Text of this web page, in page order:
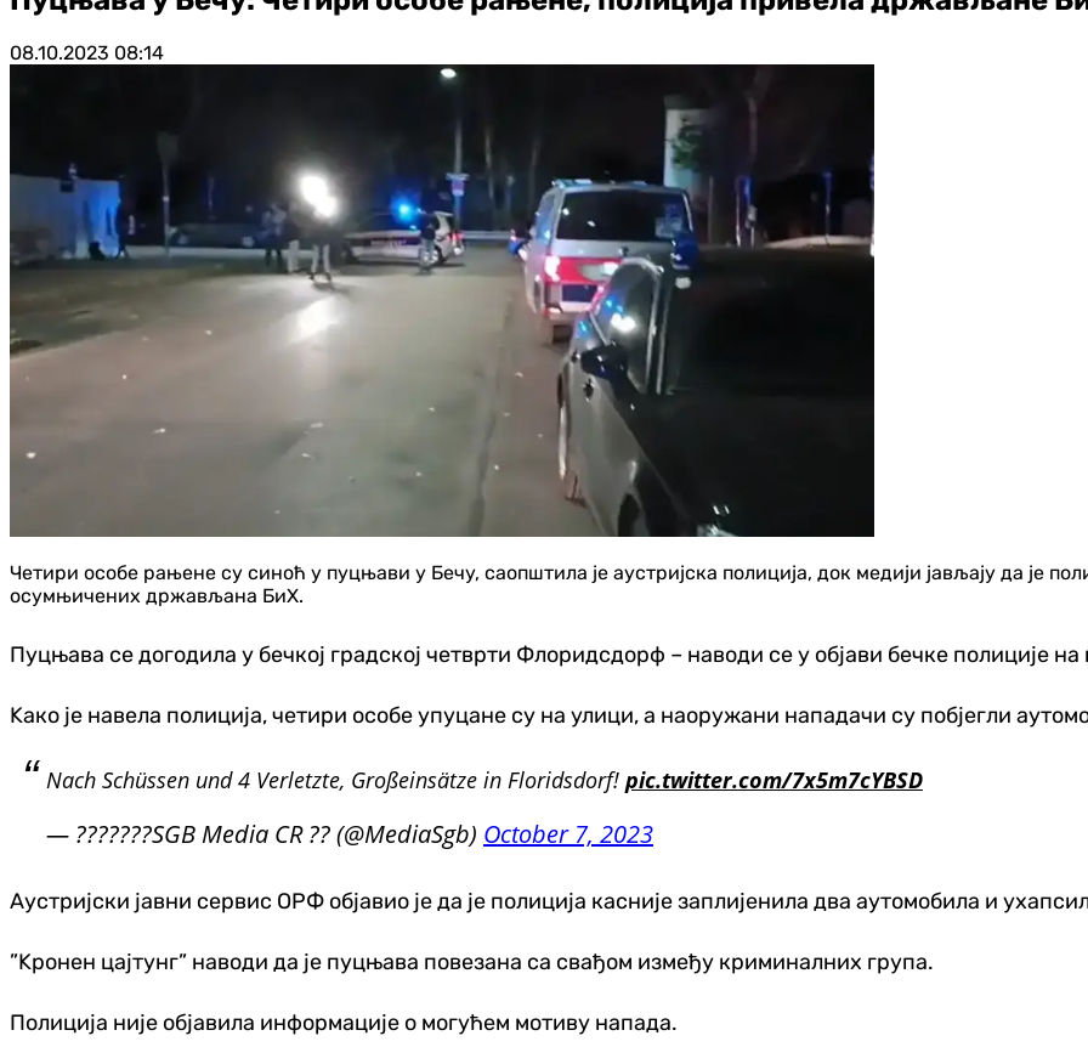
08.10.2023 08:14
Четири особе рањене су синоћ у пуцњави у Бечу, саопштила је аустријска полиција, док медији јављају да је
осумњичених држављана БиХ.
Пуцњава се догодила у бечкој градској четврти Флоридсдорф – наводи се у објави бечке полиције
Kако је навела полиција, четири особе упуцане су на улици, а наоружани нападачи су побјегли
Nach Schüssen und 4 Verletzte, Großeinsätze in Floridsdorf! pic.twitter.com/7x5m7cYBSD
— ???????SGB Media CR ?? (@MediaSgb) October 7, 2023
Аустријски јавни сервис ОРФ објавио је да је полиција касније заплијенила два аутомобила и
”Kронен цајтунг” наводи да је пуцњава повезана са свађом између криминалних група.
Полиција није објавила информације о могућем мотиву напада.